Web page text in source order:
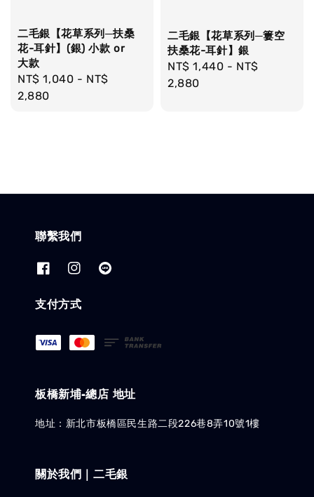
二毛銀【花草系列─扶桑
花-耳針】(銀) 小款 or
大款
Regular
price
NT$ 1,040 - NT$
2,880
二毛銀【花草系列─簍空
扶桑花-耳針】銀
Regular
price
NT$ 1,440 - NT$
2,880
聯繫我們
支付方式
板橋新埔-總店 地址
地址：新北市板橋區民生路二段226巷8弄10號1樓
關於我們｜二毛銀